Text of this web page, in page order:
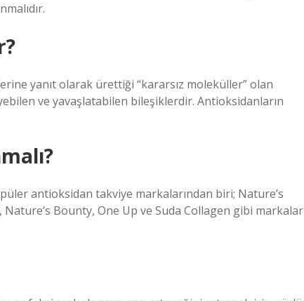
yanıt olarak ürettiği “kararsız moleküller” olan
ve yavaşlatabilen bileşiklerdir. Antioksidanların
antioksidan takviye markalarından biri; Nature’s
Bounty, One Up ve Suda Collagen gibi markalar